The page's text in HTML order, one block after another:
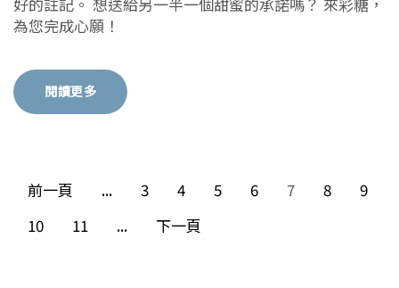
為您完成心願！
閱讀更多
前一頁 ... 3 4 5 6 7 8
9
10
11 ... 下一頁